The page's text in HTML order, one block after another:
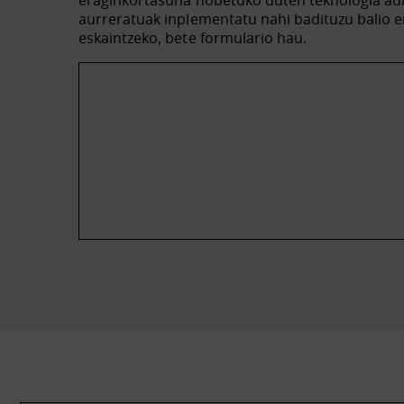
aurreratuak inplementatu nahi badituzu balio
eskaintzeko, bete formulario hau.